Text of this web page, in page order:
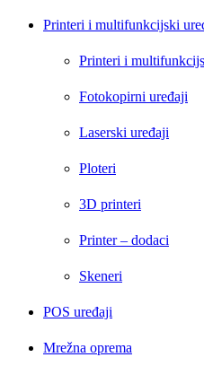
Printeri i multifunkcijski
Printeri i
Fotokopirni uređaji
Laserski uređaji
Ploteri
3D printeri
Printer – dodaci
Skeneri
POS uređaji
Mrežna oprema